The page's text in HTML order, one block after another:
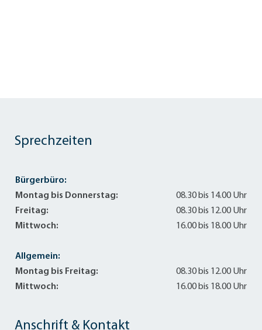
Anschrift & Kontakt
Sprechzeiten
Bürgerbüro:
Montag bis Donnerstag:
08.30 bis 14.00 Uhr
Freitag:
08.30 bis 12.00 Uhr
Mittwoch:
16.00 bis 18.00 Uhr
Allgemein:
Montag bis Freitag:
08.30 bis 12.00 Uhr
Mittwoch:
16.00 bis 18.00 Uhr